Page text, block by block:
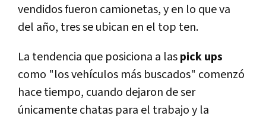
vendidos fueron camionetas, y en lo que va
del año, tres se ubican en el top ten.
La tendencia que posiciona a laspick ups
como "los vehículos más buscados" comenzó
hace tiempo, cuando dejaron de ser
únicamente chatas para el trabajo y la